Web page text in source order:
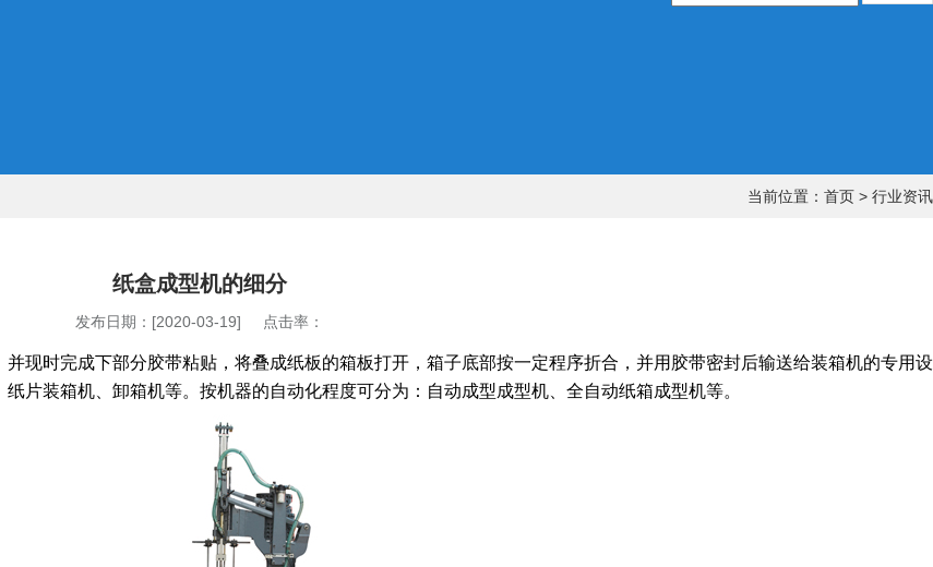
当前位置： 首页 > 行业资讯
纸盒成型机的细分
发布日期：[2020-03-19] 点击率：
现时完成下部分胶带粘贴，将叠成纸板的箱板打开，箱子底部按一定程序折合，并用胶带密封后输送给装箱机的专用设
片装箱机、卸箱机等。按机器的自动化程度可分为：自动成型成型机、全自动纸箱成型机等。